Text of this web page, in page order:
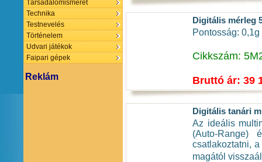
Társadalomismeret
Technika
Testnevelés
Történelem
Udvari játékok
Faipari gépek
Reklám
Digitális mérleg
Pontosság: 0,1g
Cikkszám:
Bruttó ár: 39
Digitális tanári
Az ideális
(Auto-Range)
csatlakoztatni,
magától